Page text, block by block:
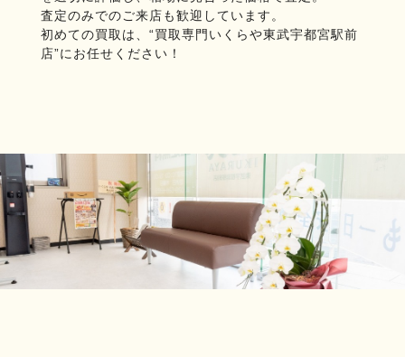
査定のみでのご来店も歓迎しています。
初めての買取は、“買取専門いくらや東武宇都宮駅前
店”にお任せください！